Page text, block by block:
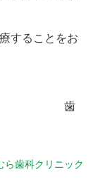
することをお
ら歯科クリニック